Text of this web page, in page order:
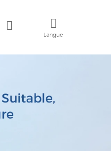
Langue